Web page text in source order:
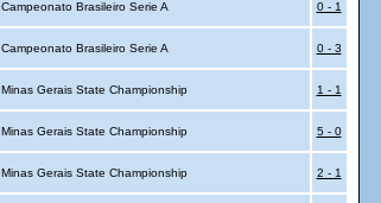
Campeonato Brasileiro Serie A 0 - 1
Campeonato Brasileiro Serie A 0 - 3
Minas Gerais State Championship 1 - 1
Minas Gerais State Championship 5 - 0
Minas Gerais State Championship 2 - 1